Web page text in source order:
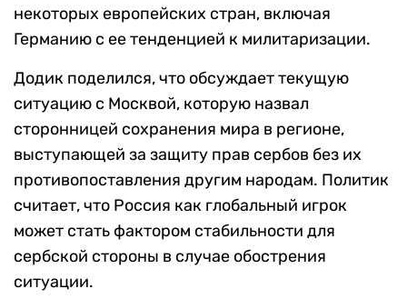
некоторых европейских стран, включая
Германию с ее тенденцией к милитаризации.
Додик поделился, что обсуждает текущую
ситуацию с Москвой, которую назвал
сторонницей сохранения мира в регионе,
выступающей за защиту прав сербов без их
противопоставления другим народам. Политик
считает, что Россия как глобальный игрок
может стать фактором стабильности для
сербской стороны в случае обострения
ситуации.